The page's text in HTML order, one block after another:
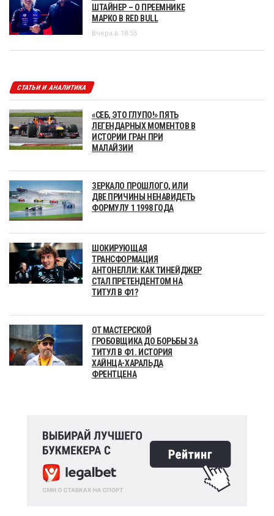
ШТАЙНЕР – О ПРЕЕМНИКЕ
МАРКО В RED BULL
Вчера в 18:55
СТАТЬИ И АНАЛИТИКА
«СЕБ, ЭТО ГЛУПО!» ПЯТЬ
ЛЕГЕНДАРНЫХ МОМЕНТОВ В
ИСТОРИИ ГРАН ПРИ
МАЛАЙЗИИ
ЗЕРКАЛО ПРОШЛОГО, ИЛИ
ДВЕ ПРИЧИНЫ НЕНАВИДЕТЬ
ФОРМУЛУ 1 1998 ГОДА
ШОКИРУЮЩАЯ
ТРАНСФОРМАЦИЯ
АНТОНЕЛЛИ: КАК ТИНЕЙДЖЕР
СТАЛ ПРЕТЕНДЕНТОМ НА
ТИТУЛ В Ф1?
ОТ МАСТЕРСКОЙ
ГРОБОВЩИКА ДО БОРЬБЫ ЗА
ТИТУЛ В Ф1. ИСТОРИЯ
ХАЙНЦА-ХАРАЛЬДА
ФРЕНТЦЕНА